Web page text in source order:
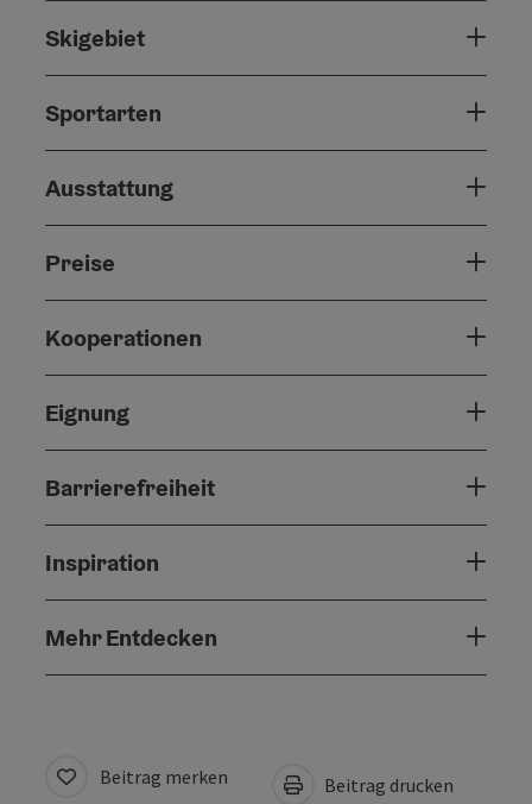
Skigebiet
Sportarten
Ausstattung
Preise
Kooperationen
Eignung
Barrierefreiheit
Inspiration
Mehr Entdecken
Beitrag merken Beitrag drucken